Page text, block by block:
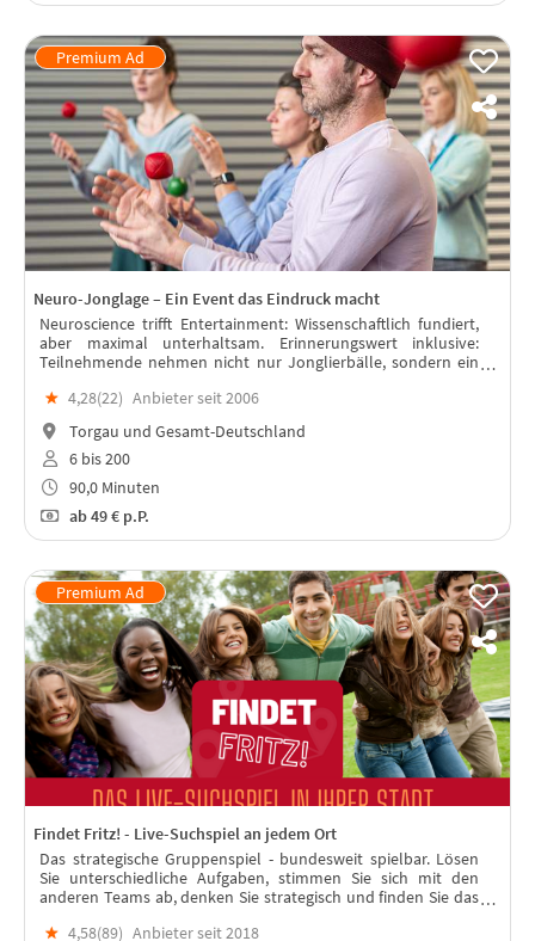
Neuro-Jonglage – Ein Event das Eindruck macht
Neuroscience trifft Entertainment: Wissenschaftlich fundiert,
aber maximal unterhaltsam. Erinnerungswert inklusive:
Teilnehmende nehmen nicht nur Jonglierbälle, sondern ein
★ 4,28(22) Anbieter seit 2006
Torgau und Gesamt-Deutschland
6 bis 200
90,0 Minuten
ab49 € p.P.
Findet Fritz! - Live-Suchspiel an jedem Ort
Das strategische Gruppenspiel - bundesweit spielbar. Lösen
Sie unterschiedliche Aufgaben, stimmen Sie sich mit den
anderen Teams ab, denken Sie strategisch und finden Sie das
★ 4,58(89) Anbieter seit 2018